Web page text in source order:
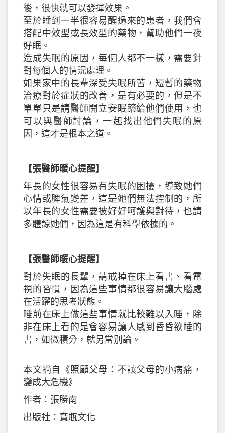
後，很快就可以發揮效果。
至於睡到一半很容易醒過來的患者，我們會
搭配中效型或長效型的藥物，幫助他們一夜
好眠。
造成失眠的原因，每個人都不一樣，需要針
對每個人的情況處理。
如果家中的長輩深受失眠所苦，短暫的藥物
治療對於症狀的改善，是有必要的，但是不
單單只是請醫師開立安眠藥給他們使用，也
可以與醫師討論，一起找出他們失眠的原
因，這才是根本之道。
【張醫師暖心提醒】
年長的女性很容易有失眠的困擾，導致她們
心情或脾氣變差，這是她們無法控制的，所
以年長的女性需要被好好呵護與對待，也請
多體諒她們，因為這是有科學依據的。
【張醫師暖心提醒】
對於失眠的長輩，請戒掉在床上看書、看電
視的習慣，因為這些事情都很容易讓大腦處
在活躍的思考狀態。
睡前在床上做這些事情就比較難以入睡，除
非在床上看的是會容易讓人感到昏昏欲睡的
書，如微積分，就另當別論。
本文摘自《照顧父母：不讓父母的小病痛，
變成大危機》
作者：張勝南
出版社：寶瓶文化